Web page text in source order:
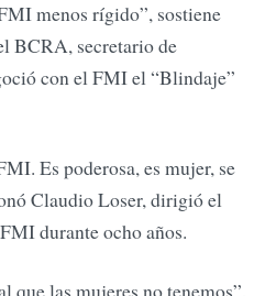
menos rígido”, sostiene
BCRA, secretario de
con el FMI el “Blindaje”
Es poderosa, es mujer, se
Claudio Loser, dirigió el
durante ocho años.
que las mujeres no tenemos”,